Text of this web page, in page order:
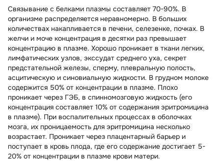
Связывание с белками плазмы составляет 70-90%. В
организме распределяется неравномерно. В больших
количествах накапливается в печени, селезенке, почках. В
желчи и моче концентрация в десятки раз превышает
концентрацию в плазме. Хорошо проникает в ткани легких,
лимфатических узлов, экссудат среднего уха, секрет
предстательной железы, сперму, плевральную полость,
асцитическую и синовиальную жидкости. В грудном молоке
содержится 50% от концентрации в плазме. Плохо
проникает через ГЭБ, в спинномозговую жидкость (его
концентрация составляет 10% от содержания эритромицина
в плазме). При воспалительных процессах в оболочках
мозга, их проницаемость для эритромицина несколько
возрастает. Проникает через плацентарный барьер и
поступает в кровь плода, где его содержание достигает 5-
20% от концентрации в плазме крови матери.